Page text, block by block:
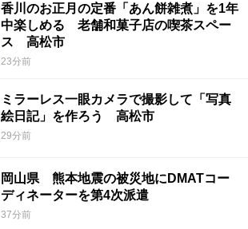
香川のお正月の定番「あん餅雑煮」を1年
中楽しめる 老舗和菓子店の喫茶スペー
ス 高松市
23分前
ミラーレス一眼カメラで撮影して「写真
絵日記」を作ろう 高松市
29分前
岡山県 熊本地震の被災地にDMATコー
ディネーターを第4次派遣
37分前